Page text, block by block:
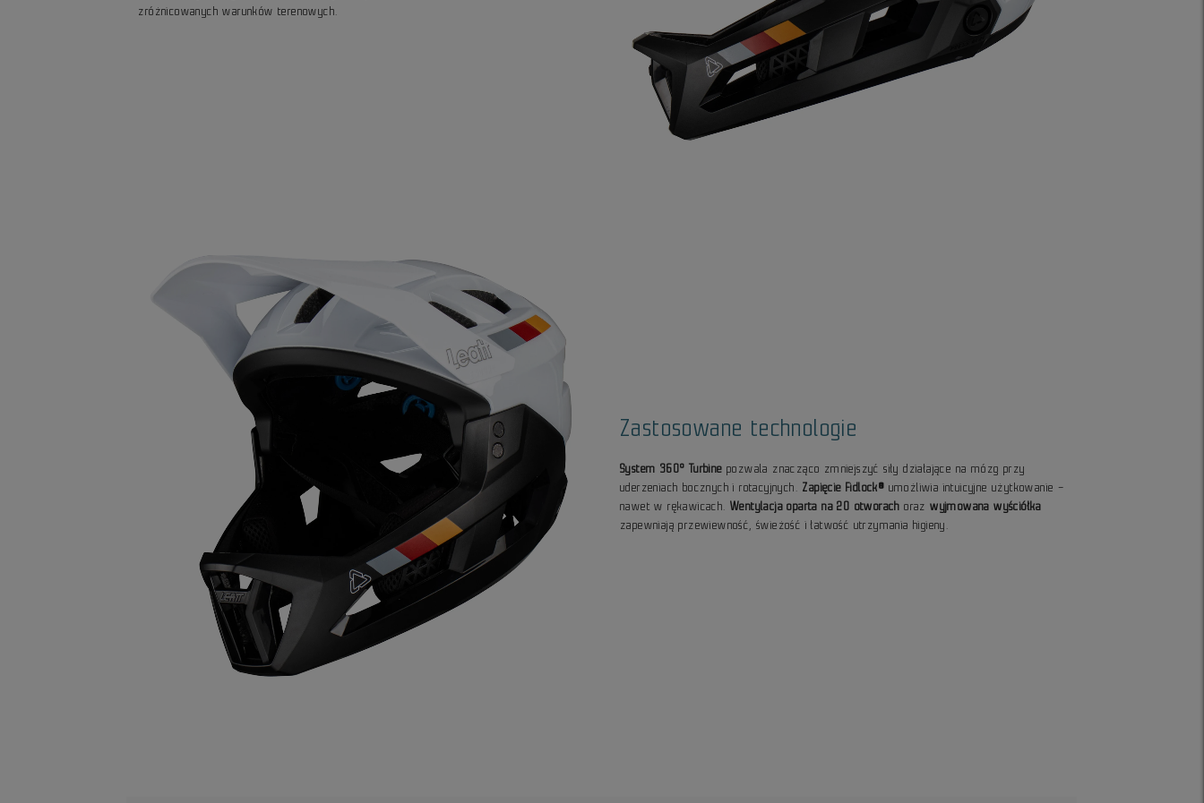
zróżnicowanych warunków terenowych.
Zastosowane technologie
System 360° Turbine pozwala znacząco zmniejszyć siły działające na mózg przy
uderzeniach bocznych i rotacyjnych. Zapięcie Fidlock® umożliwia intuicyjne użytkowanie –
nawet w rękawicach.Wentylacja oparta na 20 otworach orazwyjmowana wyściółka
zapewniają przewiewność, świeżość i łatwość utrzymania higieny.